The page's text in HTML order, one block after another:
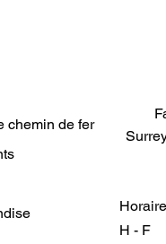
chemin de fer
H - F